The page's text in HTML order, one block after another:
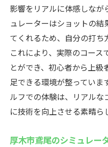
影響をリアルに体感しなが
ュレーターはショットの
てくれるため、自分の打ち
これにより、実際のコー
とができ、初心者から上
足できる環境が整っていま
ルフでの体験は、リアル
に技術を向上させる素晴ら
厚木市鳶尾のシミュレー